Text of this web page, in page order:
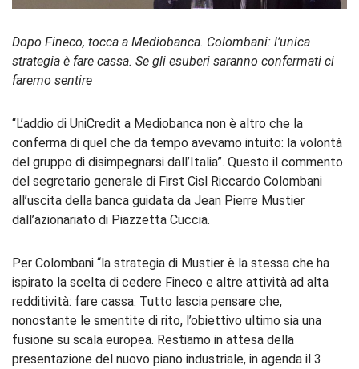
Dopo Fineco, tocca a Mediobanca. Colombani: l’unica
strategia è fare cassa. Se gli esuberi saranno confermati ci
faremo sentire
“L’addio di UniCredit a Mediobanca non è altro che la
conferma di quel che da tempo avevamo intuito: la volontà
del gruppo di disimpegnarsi dall’Italia”. Questo il commento
del segretario generale di First Cisl Riccardo Colombani
all’uscita della banca guidata da Jean Pierre Mustier
dall’azionariato di Piazzetta Cuccia.
Per Colombani “la strategia di Mustier è la stessa che ha
ispirato la scelta di cedere Fineco e altre attività ad alta
redditività: fare cassa. Tutto lascia pensare che,
nonostante le smentite di rito, l’obiettivo ultimo sia una
fusione su scala europea. Restiamo in attesa della
presentazione del nuovo piano industriale, in agenda il 3